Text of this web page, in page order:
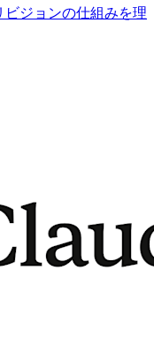
ジョンの仕組みを理